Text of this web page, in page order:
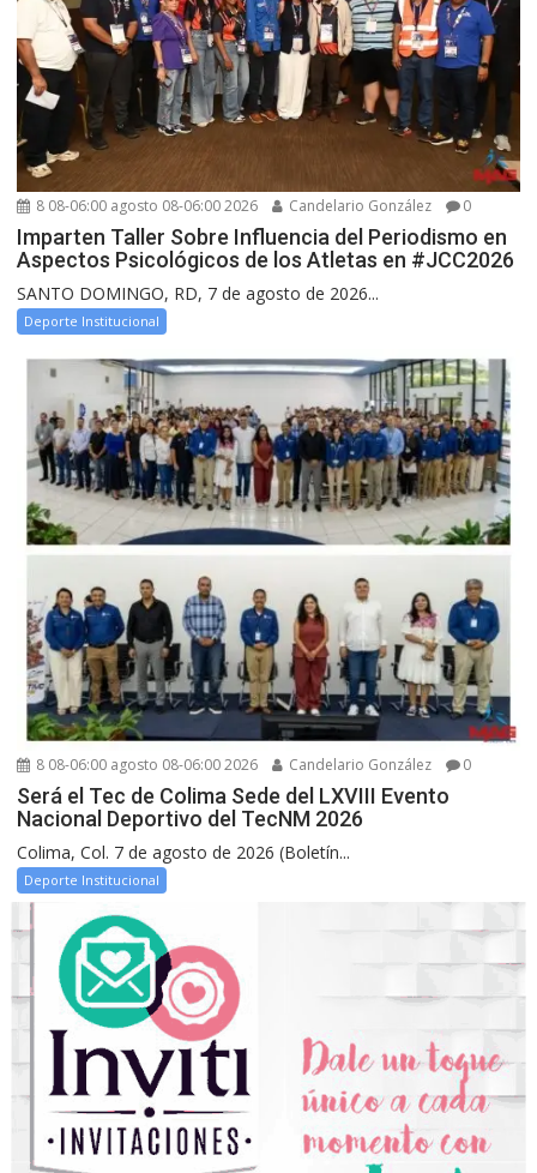
8 08-06:00 agosto 08-06:00 2026 Candelario González 0
Imparten Taller Sobre Influencia del Periodismo en
Aspectos Psicológicos de los Atletas en #JCC2026
SANTO DOMINGO, RD, 7 de agosto de 2026...
Deporte Institucional
8 08-06:00 agosto 08-06:00 2026 Candelario González 0
Será el Tec de Colima Sede del LXVIII Evento
Nacional Deportivo del TecNM 2026
Colima, Col. 7 de agosto de 2026 (Boletín...
Deporte Institucional